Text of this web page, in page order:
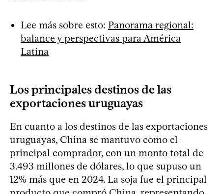
Lee más sobre esto: Panorama regional:
balance y perspectivas para América
Latina
Los principales destinos de las
exportaciones uruguayas
En cuanto a los destinos de las exportaciones
uruguayas, China se mantuvo como el
principal comprador, con un monto total de
3.493 millones de dólares, lo que supuso un
12% más que en 2024. La soja fue el principal